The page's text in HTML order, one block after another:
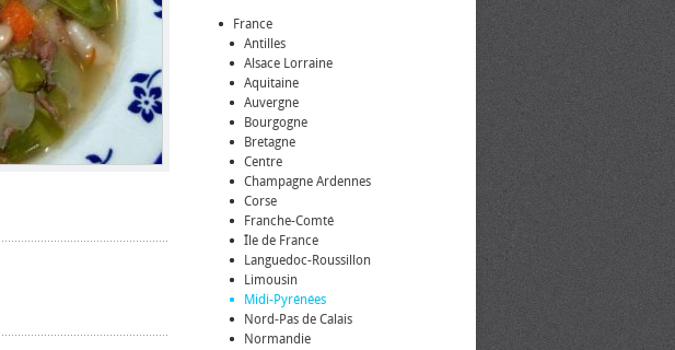
France
Antilles
Alsace Lorraine
Aquitaine
Auvergne
Bourgogne
Bretagne
Centre
Champagne Ardennes
Corse
Franche-Comté
Île de France
Languedoc-Roussillon
Limousin
Midi-Pyrénées
Nord-Pas de Calais
Normandie